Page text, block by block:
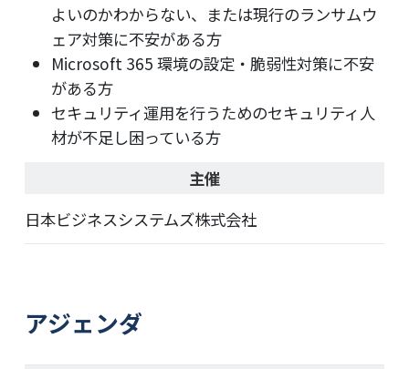
よいのかわからない、または現行のランサムウ
ェア対策に不安がある方
Microsoft 365 環境の設定・脆弱性対策に不安
がある方
セキュリティ運用を行うためのセキュリティ人
材が不足し困っている方
主催
日本ビジネスシステムズ株式会社
アジェンダ